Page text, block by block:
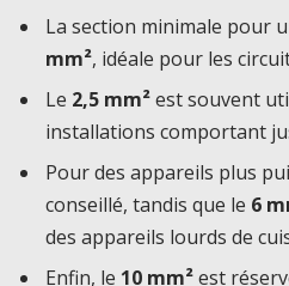
La section minimale pour
mm², idéale pour les
Le 2,5 mm²est souvent
installations comportant
Pour des appareils plus
conseillé, tandis que le 6
des appareils lourds de
Enfin, le 10 mm²est